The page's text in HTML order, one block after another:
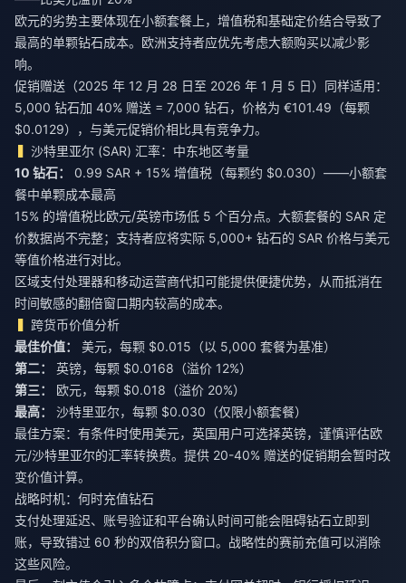
欧元的劣势主要体现在小额套餐上，增值税和基础定价结合导致了
最高的单颗钻石成本。欧洲支持者应优先考虑大额购买以减少影
响。
促销赠送（2025 年 12 月 28 日至 2026 年 1 月 5 日）同样适用：
5,000 钻石加 40% 赠送 = 7,000 钻石，价格为 €101.49（每颗
$0.0129），与美元促销价相比具有竞争力。
沙特里亚尔 (SAR) 汇率：中东地区考量
10 钻石：
0.99 SAR + 15% 增值税（每颗约 $0.030）——小额套
餐中单颗成本最高
15% 的增值税比欧元/英镑市场低 5 个百分点。大额套餐的 SAR 定
价数据尚不完整；支持者应将实际 5,000+ 钻石的 SAR 价格与美元
等值价格进行对比。
区域支付处理器和移动运营商代扣可能提供便捷优势，从而抵消在
时间敏感的翻倍窗口期内较高的成本。
跨货币价值分析
最佳价值：
第二：
第三：
最高：
沙特里亚尔，每颗 $0.030（仅限小额套餐）
最佳方案：有条件时使用美元，英国用户可选择英镑，谨慎评估欧
元/沙特里亚尔的汇率转换费。提供 20-40% 赠送的促销期会暂时改
变价值计算。
战略时机：何时充值钻石
支付处理延迟、账号验证和平台确认时间可能会阻碍钻石立即到
账，导致错过 60 秒的双倍积分窗口。战略性的赛前充值可以消除
这些风险。